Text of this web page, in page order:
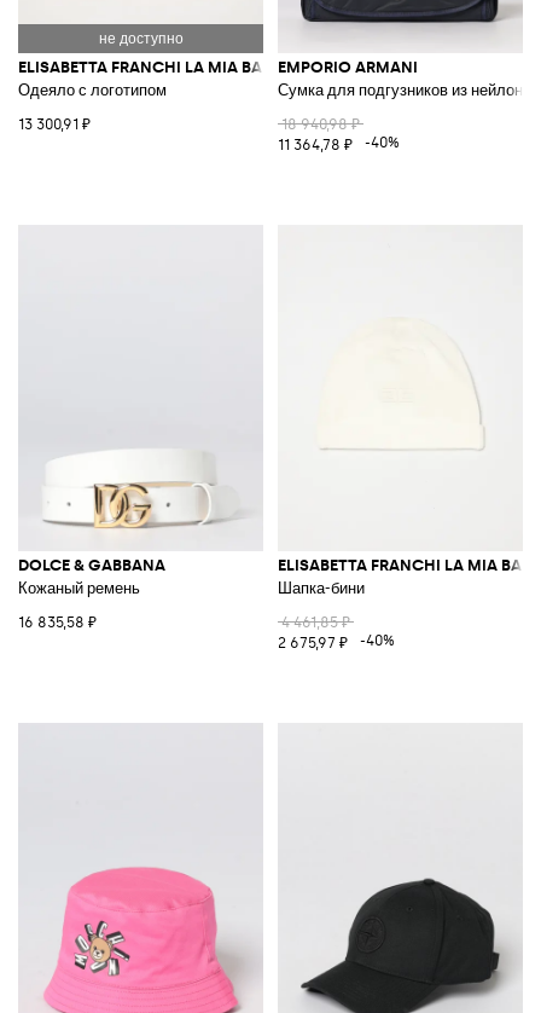
ELISABETTA FRANCHI LA MIA BAMBINA
Одеяло с логотипом
13 300,91 ₽
EMPORIO ARMANI
Сумка для подгузников из нейлона
18 940,98 ₽
11 364,78 ₽
-40%
DOLCE & GABBANA
Кожаный ремень
16 835,58 ₽
ELISABETTA FRANCHI LA MIA
Шапка-бини
4 461,85 ₽
2 675,97 ₽
-40%